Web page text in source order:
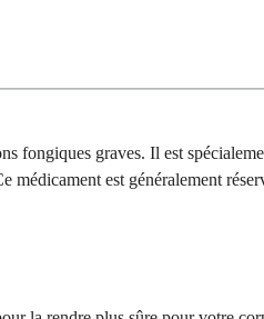
fongiques graves. Il est
est généralement